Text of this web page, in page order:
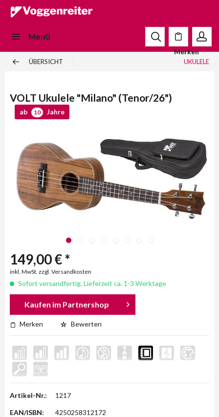
Menü
Merken
ÜBERSICHT UKULELE
VOLT Ukulele "Milano" (Tenor/26")
ab 10 Jahre
149,00 € *
inkl. MwSt. zzgl. Versandkosten
Sofort versandfertig, Lieferzeit ca. 1-3 Werktage
Kaufen im Partnershop
Merken Bewerten
Artikel-Nr.: 1217
EAN/ISBN: 4250258312172